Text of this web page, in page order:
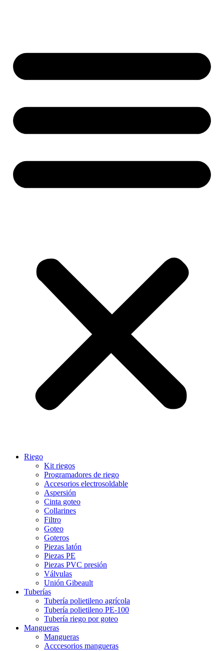
Riego
Kit riegos
Programadores de riego
Accesorios electrosoldable
Aspersión
Cinta goteo
Collarines
Filtro
Goteo
Goteros
Piezas latón
Piezas PE
Piezas PVC presión
Válvulas
Unión Gibeault
Tuberías
Tubería polietileno agrícola
Tubería polietileno PE-100
Tubería riego por goteo
Mangueras
Mangueras
Acccesorios mangueras